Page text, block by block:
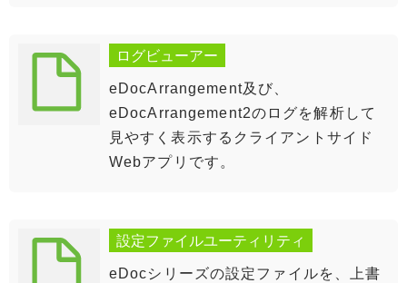
ログビューアー
eDocArrangement及び、
eDocArrangement2のログを解析して
見やすく表示するクライアントサイド
Webアプリです。
設定ファイルユーティリティ
eDocシリーズの設定ファイルを、上書